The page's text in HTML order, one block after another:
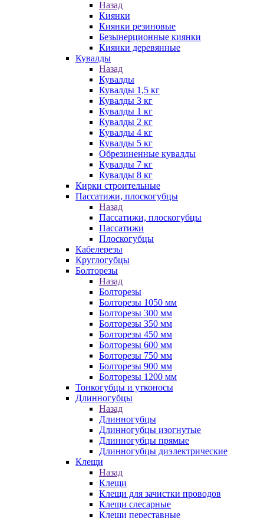
Назад
Киянки
Киянки резиновые
Безынерционные киянки
Киянки деревянные
Кувалды
Назад
Кувалды
Кувалды 1,5 кг
Кувалды 3 кг
Кувалды 1 кг
Кувалды 2 кг
Кувалды 4 кг
Кувалды 5 кг
Обрезиненные кувалды
Кувалды 7 кг
Кувалды 8 кг
Кирки строительные
Пассатижи, плоскогубцы
Назад
Пассатижи, плоскогубцы
Пассатижи
Плоскогубцы
Кабелерезы
Круглогубцы
Болторезы
Назад
Болторезы
Болторезы 1050 мм
Болторезы 300 мм
Болторезы 350 мм
Болторезы 450 мм
Болторезы 600 мм
Болторезы 750 мм
Болторезы 900 мм
Болторезы 1200 мм
Тонкогубцы и утконосы
Длинногубцы
Назад
Длинногубцы
Длинногубцы изогнутые
Длинногубцы прямые
Длинногубцы диэлектрические
Клещи
Назад
Клещи
Клещи для зачистки проводов
Клещи слесарные
Клещи переставные